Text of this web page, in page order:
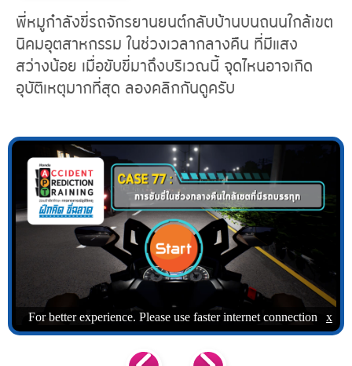
พี่หมูกําลังขี่รถจักรยานยนต์กลับบานบนถนนใกลเขต
นิคมอุตสาหกรรม ในชวงเวลากลางคืน ที่มีแสง
สวางนอย เมื่อขับขี่มาถึงบริเวณนี้ จุดไหนอาจเกิด
อุบัติเหตุมากที่สุด ลองคลิกกันดูครับ